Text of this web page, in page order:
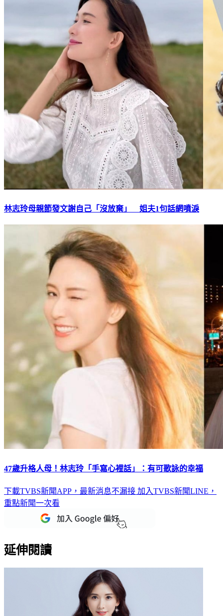
林志玲母親節發文謝自己「沒放棄」 姐夫1句話網噴淚
47歲升格人母！林志玲「手寫心裡話」：有可歌詠的幸福
下載TVBS新聞APP，最新消息不漏接 加入TVBS新聞LINE，
重點新聞一次看
延伸閱讀